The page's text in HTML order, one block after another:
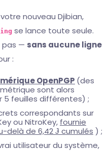
nouveau Djibian,
se lance toute seule.
pas — sans aucune ligne
:
OpenPGP (des
sont alors
5 feuilles différentes) ;
correspondants sur
ou NitroKey, fournie
delà de 6,42 Ɉ cumulés ) ;
utilisateur du système,